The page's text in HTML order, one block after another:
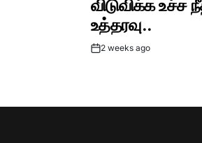
விடுவிக்க உச்ச
உத்தரவு..
Post2 weeks ago